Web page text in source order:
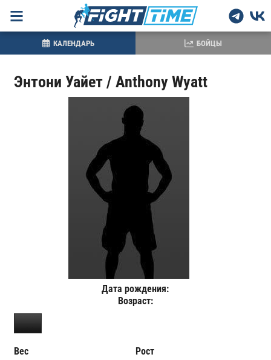
Энтони Уайет / Anthony Wyatt
Дата рождения:
Возраст:
Вес
Рост
КАЛЕНДАРЬ БОЙЦЫ